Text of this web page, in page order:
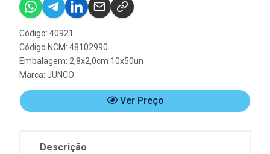
Código: 40921
Código NCM: 48102990
Embalagem: 2,8x2,0cm 10x50un
Marca: JUNCO
Ver Preço
Descrição